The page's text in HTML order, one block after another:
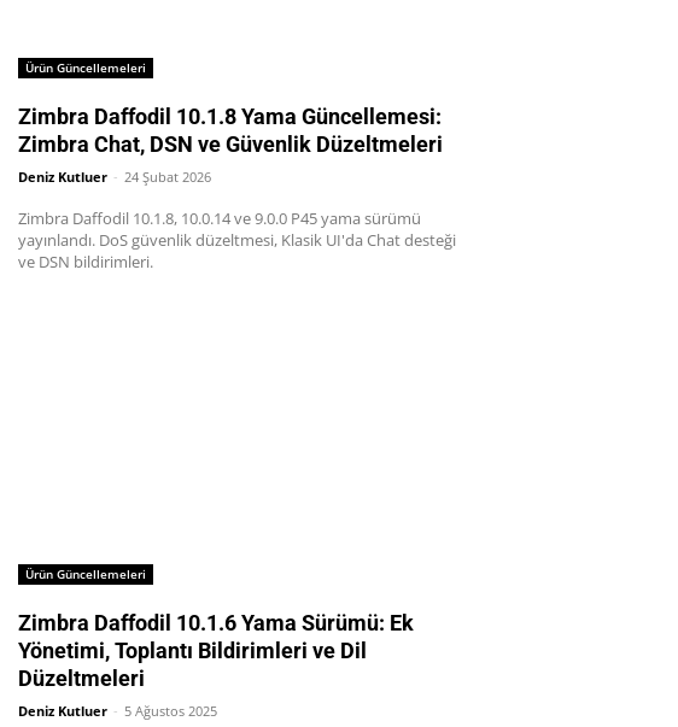
Ürün Güncellemeleri
Zimbra Daffodil 10.1.8 Yama Güncellemesi:
Zimbra Chat, DSN ve Güvenlik Düzeltmeleri
Deniz Kutluer - 24 Şubat 2026
Zimbra Daffodil 10.1.8, 10.0.14 ve 9.0.0 P45 yama sürümü
yayınlandı. DoS güvenlik düzeltmesi, Klasik UI'da Chat desteği
ve DSN bildirimleri.
Ürün Güncellemeleri
Zimbra Daffodil 10.1.6 Yama Sürümü: Ek
Yönetimi, Toplantı Bildirimleri ve Dil
Düzeltmeleri
Deniz Kutluer - 5 Ağustos 2025